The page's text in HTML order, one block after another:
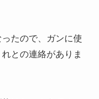
たので、ガンに使
との連絡がありま